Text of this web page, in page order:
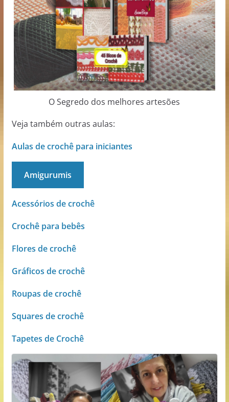
O Segredo dos melhores artesões
Veja também outras aulas:
Aulas de crochê para iniciantes
Amigurumis
Acessórios de crochê
Crochê para bebês
Flores de crochê
Gráficos de crochê
Roupas de crochê
Squares decrochê
Tapetes de Crochê